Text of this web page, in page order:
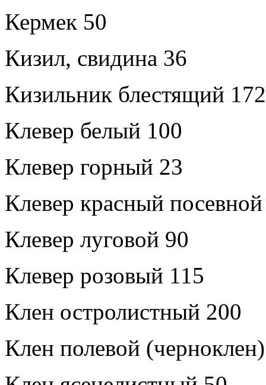
Кермек 50
Кизил, свидина 36
Кизильник блестящий 172
Клевер белый 100
Клевер горный 23
Клевер красный
Клевер луговой 90
Клевер розовый 115
Клен остролистный 200
Клен полевой